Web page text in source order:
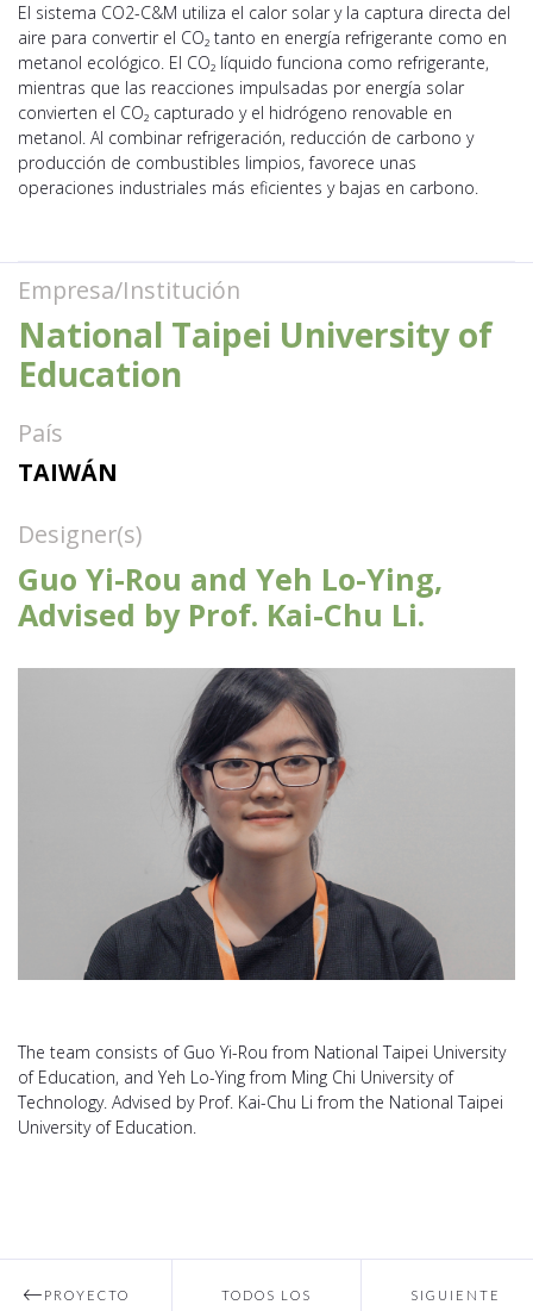
El sistema CO2-C&M utiliza el calor solar y la captura directa del
aire para convertir el CO₂ tanto en energía refrigerante como en
metanol ecológico. El CO₂ líquido funciona como refrigerante,
mientras que las reacciones impulsadas por energía solar
convierten el CO₂ capturado y el hidrógeno renovable en
metanol. Al combinar refrigeración, reducción de carbono y
producción de combustibles limpios, favorece unas
operaciones industriales más eficientes y bajas en carbono.
Empresa/Institución
National Taipei University of
Education
País
TAIWÁN
Designer(s)
Guo Yi-Rou and Yeh Lo-Ying,
Advised by Prof. Kai-Chu Li.
The team consists of Guo Yi-Rou from National Taipei University
of Education, and Yeh Lo-Ying from Ming Chi University of
Technology. Advised by Prof. Kai-Chu Li from the National Taipei
University of Education.
PROYECTO TODOS LOS SIGUIENTE